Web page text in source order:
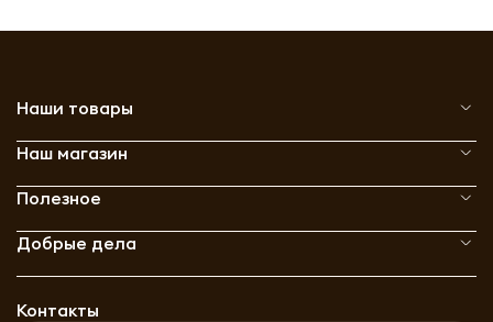
Наши товары
Наш магазин
Полезное
Добрые дела
Контакты